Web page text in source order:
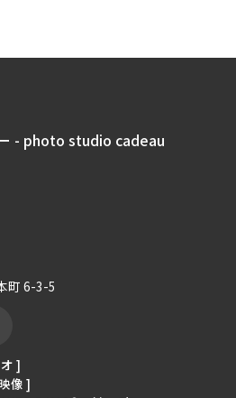
- photo studio cadeau
町 6-3-5
]
像 ]